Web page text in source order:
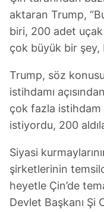
aktaran Trump,
biri, 200 adet
çok büyük bir şey,
Trump, söz
istihdamı
çok fazla
istiyordu, 200
Siyasi
şirketlerinin
heyetle Çin’de
Devlet Başkanı Şi